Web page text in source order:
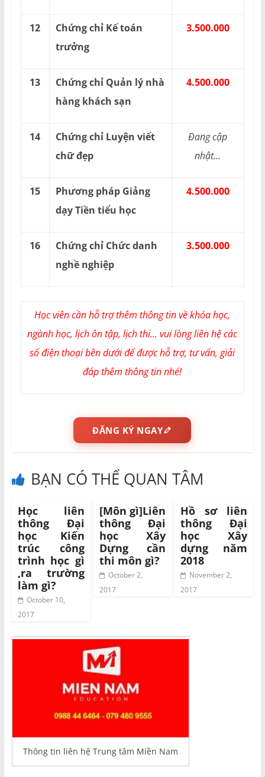
12
Chứng chỉ Kế toán
trưởng
3.500.000
13
Chứng chỉ Quản lý nhà
hàng khách sạn
4.500.000
14
Chứng chỉ Luyện viết
chữ đẹp
Đang cập
nhật...
15
Phương pháp Giảng
dạy Tiền tiểu học
4.500.000
16
Chứng chỉ Chức danh
nghề nghiệp
3.500.000
Học viên cần hỗ trợ thêm thông tin về khóa học,
ngành học, lịch ôn tập, lịch thi... vui lòng liên hệ các
số điện thoại bên dưới để được hỗ trợ, tư vấn, giải
đáp thêm thông tin nhé!
ĐĂNG KÝ NGAY
BẠN CÓ THỂ QUAN TÂM
Học liên
thông Đại
học Kiến
trúc công
trình học gì
,ra trường
làm gì?
October 10,
2017
[Môn gì]Liên
thông Đại
học Xây
Dựng cần
thi môn gì?
October 2,
2017
Hồ sơ liên
thông Đại
học Xây
dựng năm
2018
November 2,
2017
Thông tin liên hệ Trung tâm Miền Nam